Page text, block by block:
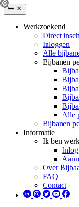
Werkzoekend
Direct
Inloggen
Alle
Bijbanen
Alle
Bijbanen
Informatie
Ik ben
Over
FAQ
Contact